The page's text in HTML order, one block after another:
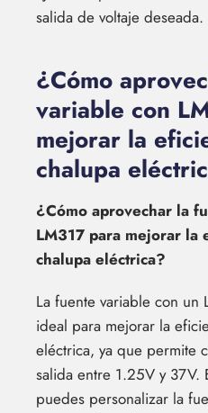
salida de voltaje deseada.
¿Cómo
variable con
mejorar la
chalupa
¿Cómo aprovechar la
LM317 para mejorar la
chalupa eléctrica?
La fuente variable con un
ideal para mejorar la
eléctrica, ya que permite
salida entre 1.25V y 37V.
puedes personalizar la